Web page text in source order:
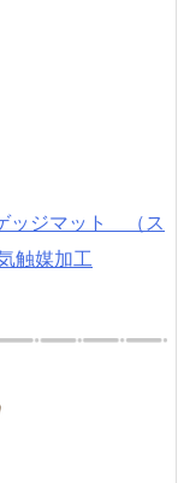
ジマット （ス
媒加工